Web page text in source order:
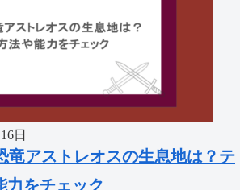
日
竜アストレオスの生息地は？テ
力をチェック